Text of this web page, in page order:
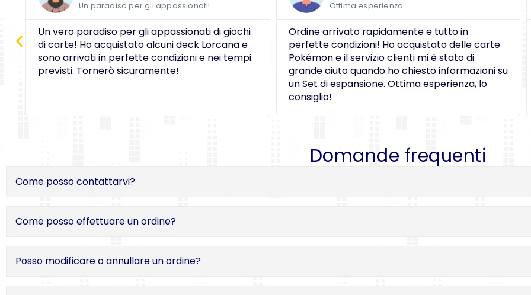
Un paradiso per gli appassionati!
Un vero paradiso per gli appassionati di giochi
di carte! Ho acquistato alcuni deck Lorcana e
sono arrivati in perfette condizioni e nei tempi
previsti. Tornerò sicuramente!
Ottima esperienza
Ordine arrivato rapidamente e tutto in
perfette condizioni! Ho acquistato delle carte
Pokémon e il servizio clienti mi è stato di
grande aiuto quando ho chiesto informazioni su
un Set di espansione. Ottima esperienza, lo
consiglio!
Domande frequenti
Come posso contattarvi?
Come posso effettuare un ordine?
Posso modificare o annullare un ordine?